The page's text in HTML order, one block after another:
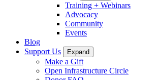
Training + Webinars
Advocacy
Community
Events
Blog
Support Us
Expand
Make a Gift
Open Infrastructure Circle